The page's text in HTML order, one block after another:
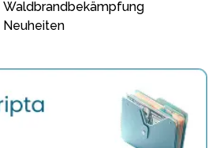
Waldbrandbekämpfung
Neuheiten